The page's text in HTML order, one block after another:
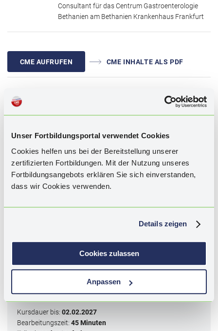
Unser Fortbildungsportal verwendet Cookies
Cookies helfen uns bei der Bereitstellung unserer
zertifizierten Fortbildungen. Mit der Nutzung unseres
Fortbildungsangebots erklären Sie sich einverstanden,
dass wir Cookies verwenden.
Details zeigen
Cookies zulassen
Anpassen
Consultant für das Centrum Gastroenterologie
Bethanien am Bethanien Krankenhaus Frankfurt
CME AUFRUFEN CME INHALTE ALS PDF
Schlagwörter:Chronisch entzündliche Darmerkrankungen,
Schwangerschaft, Kinderwunsch, Krankheitsaktivität,
Therapieentscheidung, Leitlinien, fetales Outcome, Diagnostik
Kategorie I - Qualifizierung durch
Kursdauer bis: 02.02.2027
Bearbeitungszeit: 45 Minuten